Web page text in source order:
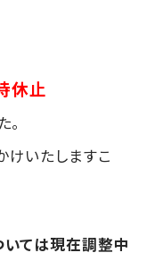
休止
いたしますこ
いては現在調整中